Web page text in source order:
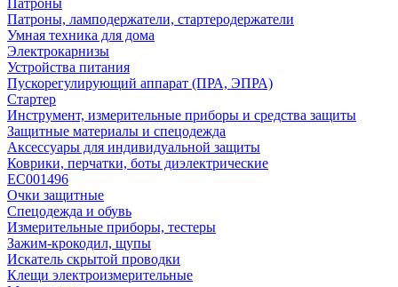
Патроны
Патроны, ламподержатели, стартеродержатели
Умная техника для дома
Электрокарнизы
Устройства питания
Пускорегулирующий аппарат (ПРА, ЭПРА)
Стартер
Инструмент, измерительные приборы и средства защиты
Защитные материалы и спецодежда
Аксессуары для индивидуальной защиты
Коврики, перчатки, боты диэлектрические
EC001496
Очки защитные
Спецодежда и обувь
Измерительные приборы, тестеры
Зажим-крокодил, щупы
Искатель скрытой проводки
Клещи электроизмерительные